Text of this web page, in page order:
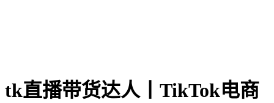
tk直播带货达人丨TikTok电商